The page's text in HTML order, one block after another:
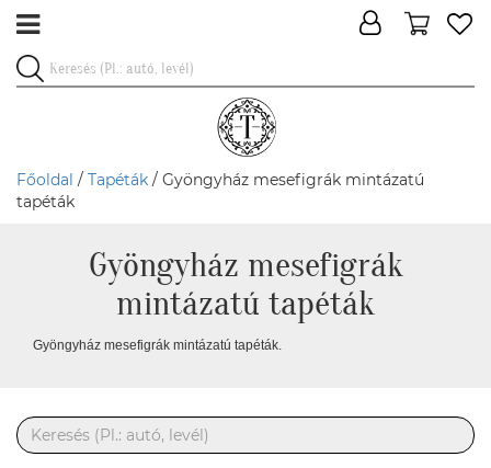
Főoldal / Tapéták / Gyöngyház mesefigrák mintázatú
tapéták
Gyöngyház mesefigrák
mintázatú tapéták
Gyöngyház mesefigrák mintázatú tapéták.